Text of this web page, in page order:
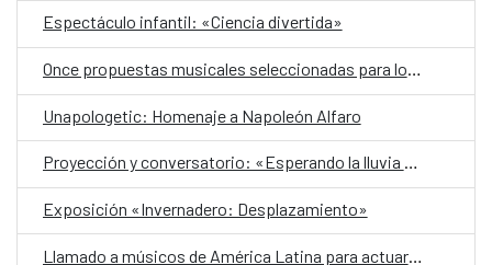
Espectáculo infantil: «Ciencia divertida»
Once propuestas musicales seleccionadas para los conciertos de A2Bandas 2026
Unapologetic: Homenaje a Napoleón Alfaro
Proyección y conversatorio: «Esperando la lluvia de mayo»
Exposición «Invernadero: Desplazamiento»
Llamado a músicos de América Latina para actuar en BIME Bogotá 2026